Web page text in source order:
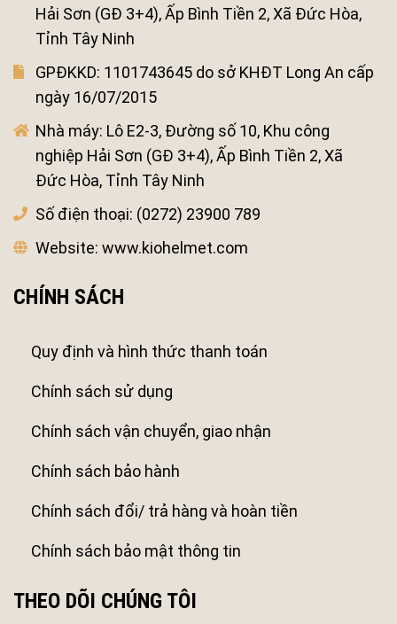
Hải Sơn (GĐ 3+4), Ấp Bình Tiền 2, Xã Đức Hòa,
Tỉnh Tây Ninh
GPĐKKD: 1101743645 do sở KHĐT Long An cấp
ngày 16/07/2015
Nhà máy: Lô E2-3, Đường số 10, Khu công
nghiệp Hải Sơn (GĐ 3+4), Ấp Bình Tiền 2, Xã
Đức Hòa, Tỉnh Tây Ninh
Số điện thoại: (0272) 23900 789
Website: www.kiohelmet.com
CHÍNH SÁCH
Quy định và hình thức thanh toán
Chính sách sử dụng
Chính sách vận chuyển, giao nhận
Chính sách bảo hành
Chính sách đổi/ trả hàng và hoàn tiền
Chính sách bảo mật thông tin
THEO DÕI CHÚNG TÔI